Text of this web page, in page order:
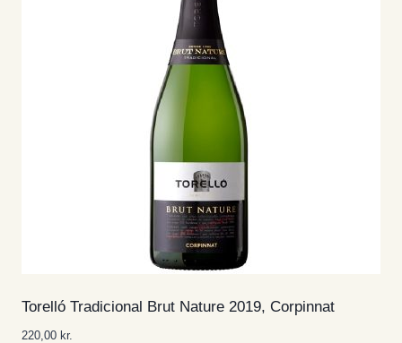
Torelló Tradicional Brut Nature 2019, Corpinnat
220,00 kr.